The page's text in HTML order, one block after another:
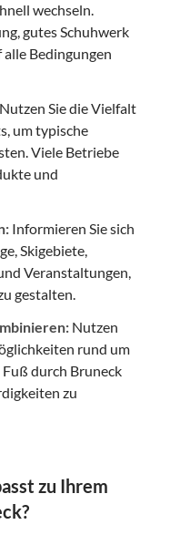
wechseln.
gutes Schuhwerk
alle Bedingungen
Nutzen Sie die Vielfalt
um typische
Viele Betriebe
und
Informieren Sie sich
Skigebiete,
Veranstaltungen,
gestalten.
Nutzen
rund um
durch Bruneck
zu
zu Ihrem